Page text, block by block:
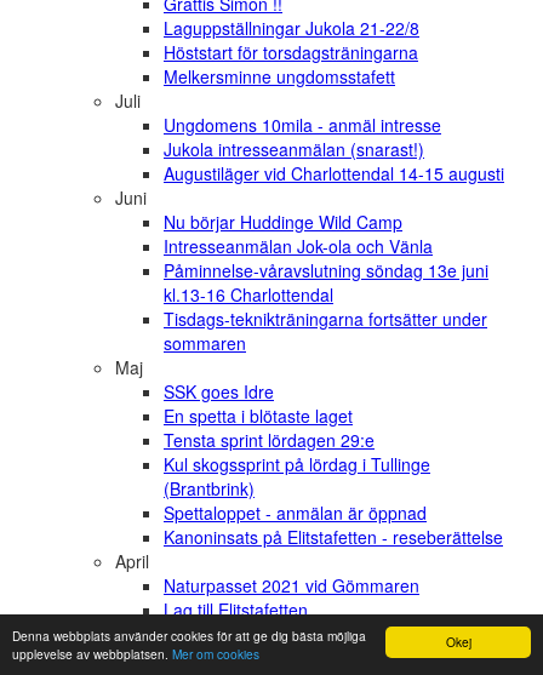
Okej
Denna webbplats använder cookies för att ge dig bästa möjliga
upplevelse av webbplatsen. Mer om cookies
Laguppställningar Jukola 21-22/8
Höststart för torsdagsträningarna
Melkersminne ungdomsstafett
Juli
Ungdomens 10mila - anmäl intresse
Jukola intresseanmälan (snarast!)
Augustiläger vid Charlottendal 14-15 augusti
Juni
Nu börjar Huddinge Wild Camp
Intresseanmälan Jok-ola och Vänla
Påminnelse-våravslutning söndag 13e juni
kl.13-16 Charlottendal
Tisdags-teknikträningarna fortsätter under
sommaren
Maj
SSK goes Idre
En spetta i blötaste laget
Tensta sprint lördagen 29:e
Kul skogssprint på lördag i Tullinge
(Brantbrink)
Spettaloppet - anmälan är öppnad
Kanoninsats på Elitstafetten - reseberättelse
April
Naturpasset 2021 vid Gömmaren
Lag till Elitstafetten
Träning i Björnkulla, Söndag 2/5
Harbromedeln Söndag 25:e April 10-11:30